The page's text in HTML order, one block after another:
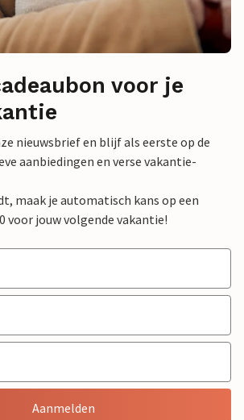
voor je
nieuwsbrief en blijf als eerste op de
aanbiedingen en verse vakantie-
maak je automatisch kans op een
voor jouw volgende vakantie!
Aanmelden